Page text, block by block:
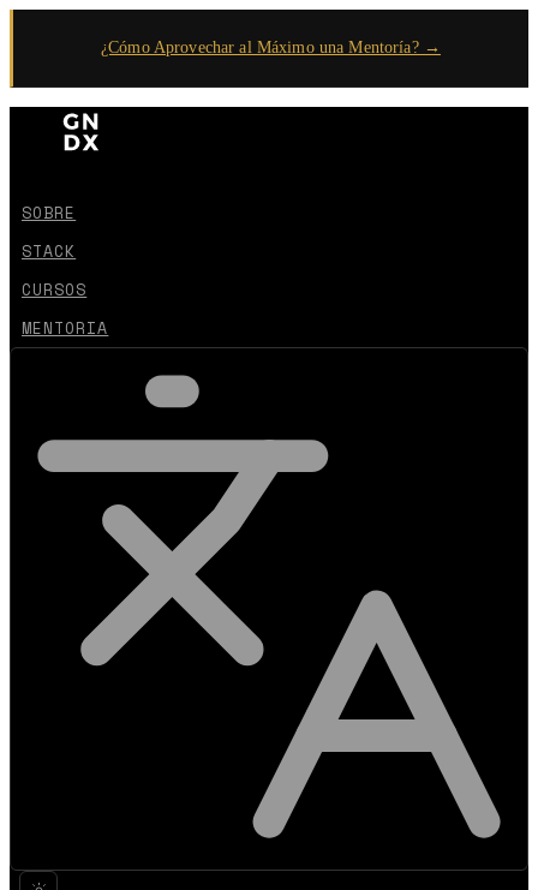
¿Cómo Aprovechar al Máximo una Mentoría? →
SOBRE
STACK
CURSOS
MENTORIA